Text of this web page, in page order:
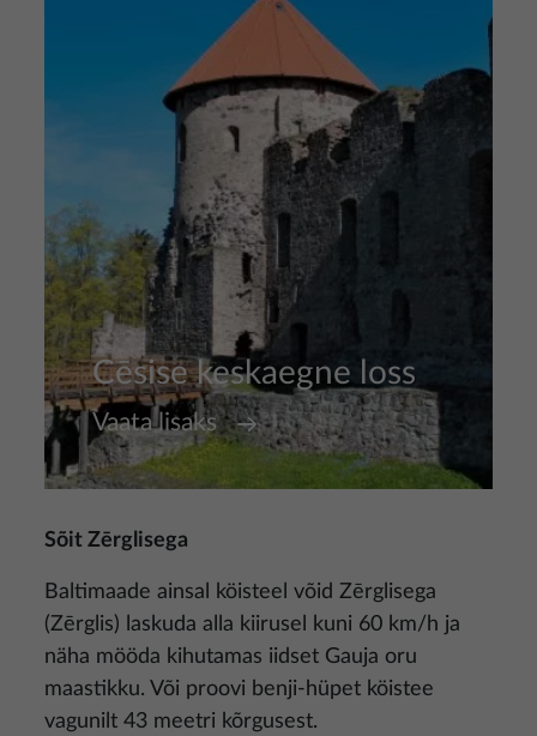
Cēsise keskaegne loss
Vaata lisaks
Sõit Zērglisega
Baltimaade ainsal köisteel võid Zērglisega
(Zērglis) laskuda alla kiirusel kuni 60 km/h ja
näha mööda kihutamas iidset Gauja oru
maastikku. Või proovi benji-hüpet köistee
vagunilt 43 meetri kõrgusest.